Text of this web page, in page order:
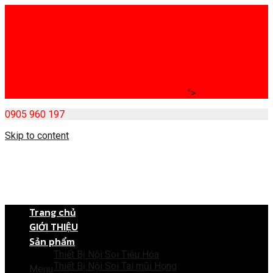
">
0905 960 197
Skip to content
Menu
Trang chủ
GIỚI THIỆU
Sản phẩm
Thiết Bị Nội Soi Tiêu Hóa
Thiết Bị Nội Soi Tai mũi Họng